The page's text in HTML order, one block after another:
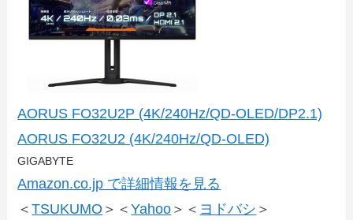
AORUS FO32U2P (4K/240Hz/QD-OLED/DP2.1)
AORUS FO32U2 (4K/240Hz/QD-OLED)
GIGABYTE
Amazon.co.jp で詳細情報を見る
＜TSUKUMO ＞＜Yahoo ＞＜ ヨドバシ ＞